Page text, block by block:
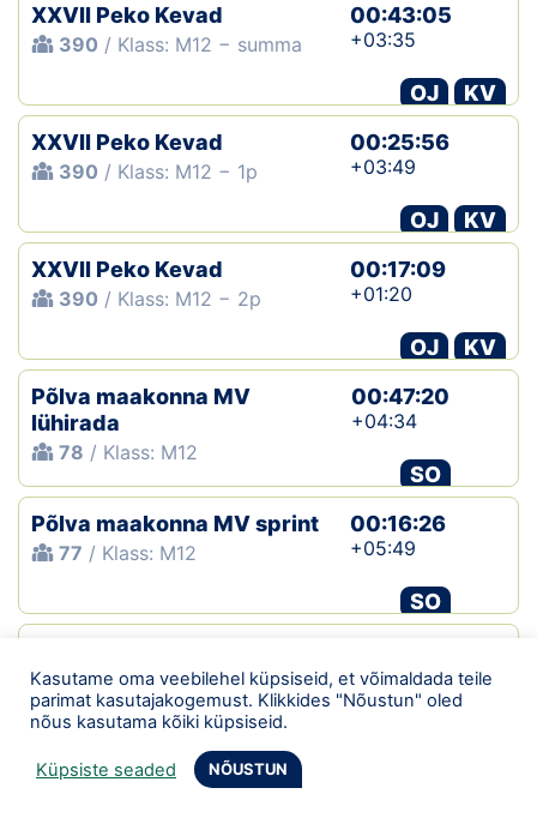
XXVII Peko Kevad
390 / Klass: M12 − summa
00:43:05
+03:35
OJ
KV
XXVII Peko Kevad
390 / Klass: M12 − 1p
00:25:56
+03:49
OJ
KV
XXVII Peko Kevad
390 / Klass: M12 − 2p
00:17:09
+01:20
OJ
KV
Põlva maakonna MV
lühirada
78 / Klass: M12
00:47:20
+04:34
SO
Põlva maakonna MV sprint
77 / Klass: M12
00:16:26
+05:49
SO
69/ Klass: M12
Põlva 18.teisipäevak
Kasutame oma veebilehel küpsiseid, et võimaldada teile
parimat kasutajakogemust. Klikkides "Nõustun" oled
nõus kasutama kõiki küpsiseid.
Küpsiste seaded NÕUSTUN